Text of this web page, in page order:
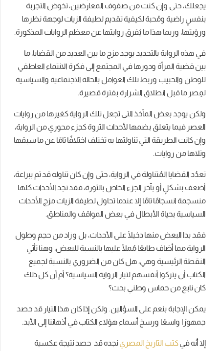
يجعلك، حتى وإن كنت من صفوف المعارضين، تخوض التجربة
بنفسٍ راضية ومُحبة لكيفية تقديم لطيفة الزيات لوجهة نظرها
ورؤيتها، وربما هذا ما يُفرق روايتها عن معظم الروايات المذكورة.
في هذه الرواية بالتحديد يوجد مزج ما بين العديد من القضايا، ما
بين قضية المرأة ودورها في المجتمع إلى فكرة الانتماء العاطفي
للوطن والحبيب وربط تلك العوامل بالحالة الاجتماعية والسياسية
لمِصر ما قبل انطلاق الشرارة بفترة قصيرة.
ولكن يوجد بعض المآخذ التي تجعل تلك الرواية كغيرها من روايات
العصر فيما يتعلق بضمها لأحداث الثروة كجزء محوري من الرواية،
وإن كانت الطريقة التي تناولتها به تختلف اختلافًا تامًا عن ما سبقها
وتلاها من روايات.
تعدُد القضايا المُتناولة في الرواية، حتى وإن كان تناوله قد تم ببراعة،
أضعف بشكلٍ أو بآخر الجزء الخاص بالثورة، فقد تجد الأحداث كلها
منسجمة انسجامًا تامًا إلا عندما تحاول لطيفة الزيات مزج الأحداث
السياسية بحياة الأبطال في بعض المواقف والمناطق.
فقد بدا البعض منها دخيلًا على الأحداث، بل وزاد من حجم وطول
الرواية مما أضاف طابعًا مُملًا عليها بالنسبة للبعض، وهنا تأتي
النقطة الرئيسية وهي، هل كان من الضروري بالنسبة لجميع
الكتاب أن يتركوا أنفسهم لتيار الرواية السياسية؟ أم أن كل ذلك
كان نابع من حماس وطني بحت؟
يمكن الإجابة بنعم على السؤالين. ولكن إذا كان هذا التيار قد حصد
جمهورًا واسعًا ورسخ أسماء هؤلاء الكتاب في أذهاننا إلى الأبد.
إلا أنه فيكتب التاريخ المصرينجده قد حصد نتيجة عكسية